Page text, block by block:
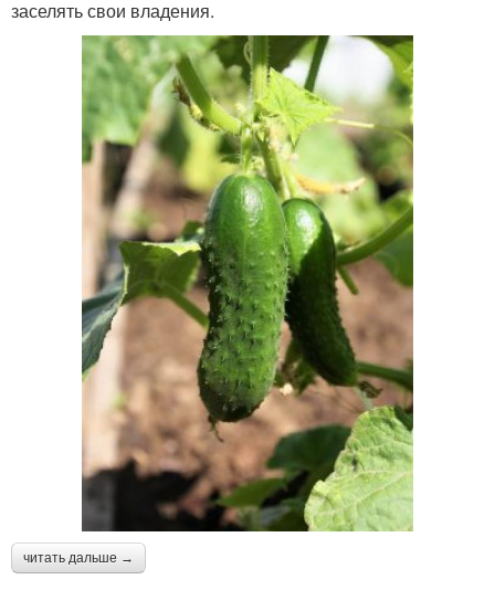
заселять свои владения.
читать дальше →